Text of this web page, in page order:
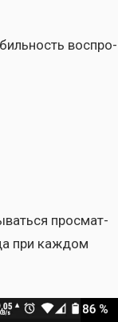
вос­про­
про­смат­
при каж­дом